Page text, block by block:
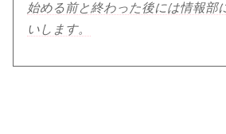
始める前と終わった後には情報部
いします。